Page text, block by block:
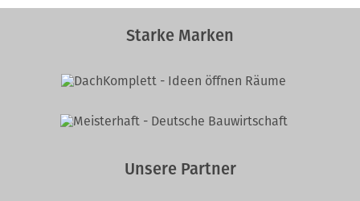
Starke Marken
Unsere Partner